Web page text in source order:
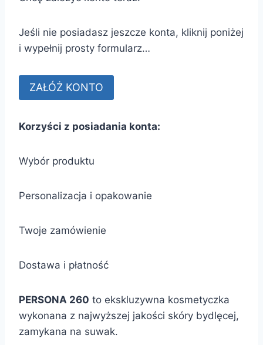
Jeśli nie posiadasz jeszcze konta, kliknij poniżej
i wypełnij prosty formularz…
Korzyści z posiadania konta:
Wybór produktu
Personalizacja i opakowanie
Twoje zamówienie
Dostawa i płatność
PERSONA 260 to ekskluzywna kosmetyczka
wykonana z najwyższej jakości skóry bydlęcej,
zamykana na suwak.